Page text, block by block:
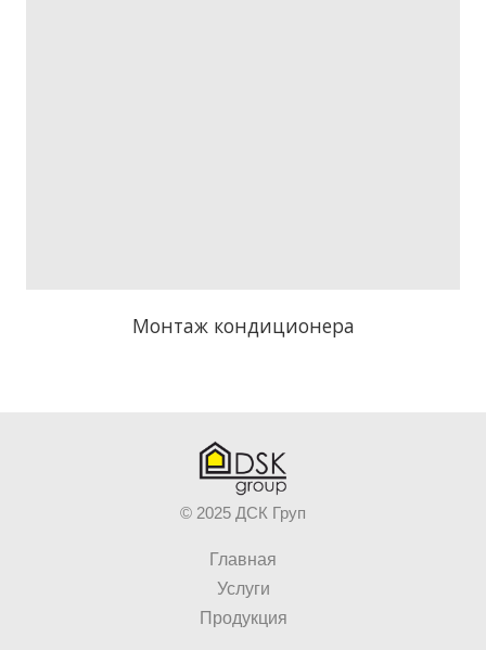
Монтаж кондиционера
© 2025 ДСК Груп
Главная
Услуги
Продукция